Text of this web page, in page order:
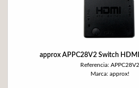
approx APPC28V2 Switch
Referencia: APPC28V2
Marca: approx!